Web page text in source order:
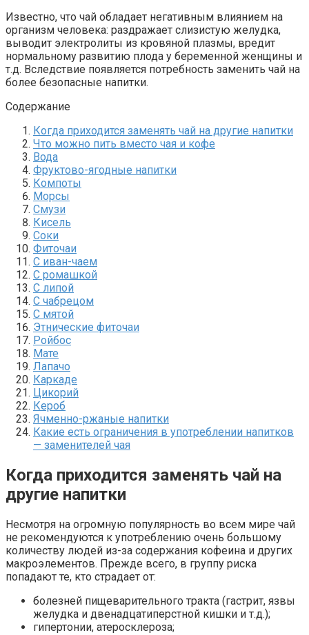
Известно, что чай обладает негативным влиянием на
организм человека: раздражает слизистую желудка,
выводит электролиты из кровяной плазмы, вредит
нормальному развитию плода у беременной женщины и
т.д. Вследствие появляется потребность заменить чай на
более безопасные напитки.
Содержание
Когда приходится заменять чай на другие напитки
Что можно пить вместо чая и кофе
Вода
Фруктово-ягодные напитки
Компоты
Морсы
Смузи
Кисель
Соки
Фиточаи
С иван-чаем
С ромашкой
С липой
С чабрецом
С мятой
Этнические фиточаи
Ройбос
Мате
Лапачо
Каркаде
Цикорий
Кероб
Ячменно-ржаные напитки
Какие есть ограничения в употреблении напитков
— заменителей чая
Когда приходится заменять чай на
другие напитки
Несмотря на огромную популярность во всем мире чай
не рекомендуются к употреблению очень большому
количеству людей из-за содержания кофеина и других
макроэлементов. Прежде всего, в группу риска
попадают те, кто страдает от:
болезней пищеварительного тракта (гастрит, язвы
желудка и двенадцатиперстной кишки и т.д.);
гипертонии, атеросклероза;